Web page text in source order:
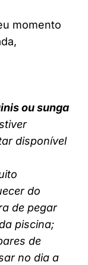
momento
ou sunga
disponível
do
de pegar
piscina;
de
no dia a